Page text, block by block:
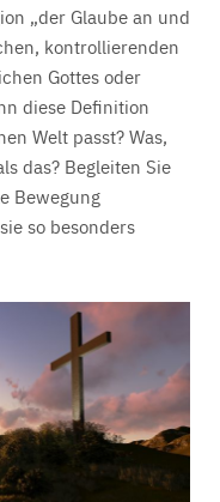
„der Glaube an und
kontrollierenden
Gottes oder
diese Definition
Welt passt? Was,
das? Begleiten Sie
Bewegung
so besonders